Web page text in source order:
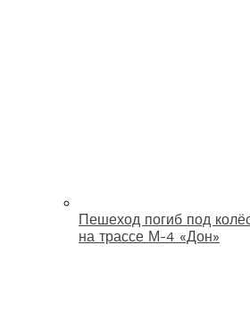
Пешеход погиб под
на трассе М-4 «Дон»